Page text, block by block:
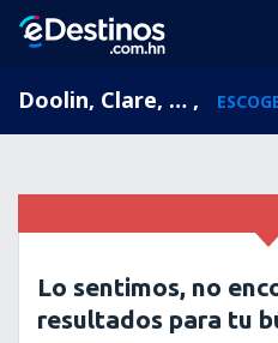
Doolin, Clare, Irlanda ,
Lo sentimos, no
resultados para tu